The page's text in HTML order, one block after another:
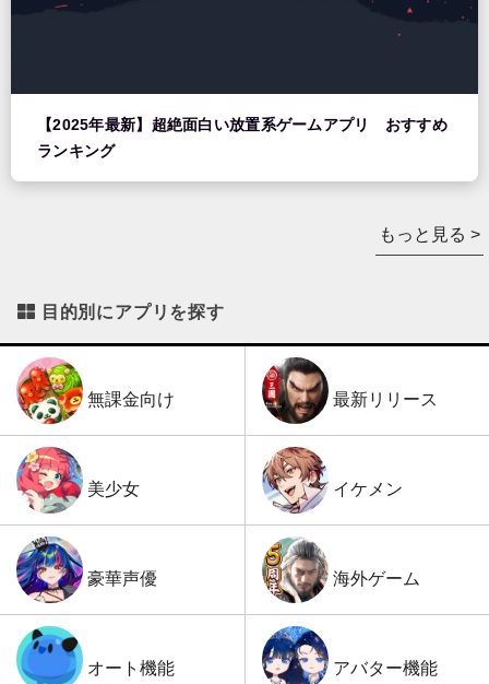
【2025年最新】超絶面白い放置系ゲームアプリ おすすめ
ランキング
もっと見る >
目的別にアプリを探す
無課金向け 最新リリース
美少女 イケメン
豪華声優 海外ゲーム
オート機能 アバター機能